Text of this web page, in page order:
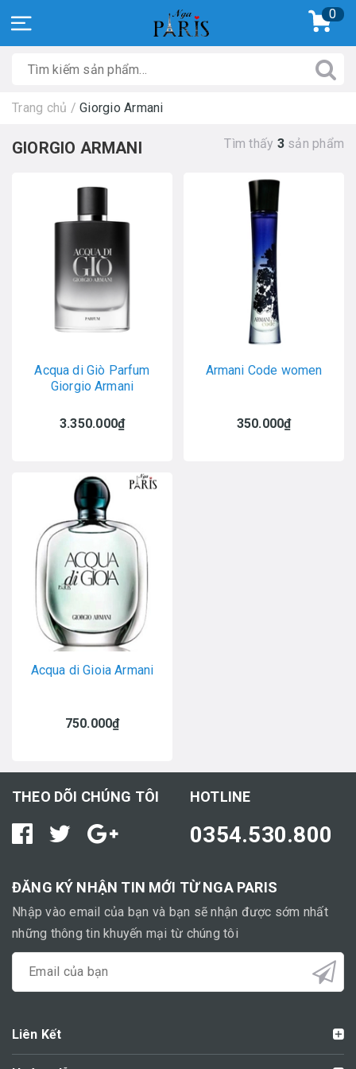
0
Trang chủ / Giorgio Armani
GIORGIO ARMANI Tìm thấy 3sản phẩm
Acqua di Giò Parfum
Giorgio Armani
3.350.000₫
Armani Code women
350.000₫
Acqua di Gioia Armani
750.000₫
THEO DÕI CHÚNG TÔI HOTLINE
0354.530.800
ĐĂNG KÝ NHẬN TIN MỚI TỪ NGA PARIS
Nhập vào email của bạn và bạn sẽ nhận được sớm nhất
những thông tin khuyến mại từ chúng tôi
Liên Kết